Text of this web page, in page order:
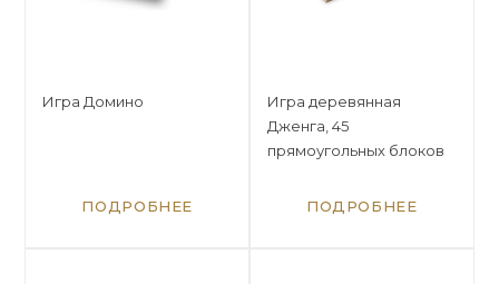
Игра Домино
ПОДРОБНЕЕ
Игра деревянная
Дженга, 45
прямоугольных блоков
ПОДРОБНЕЕ